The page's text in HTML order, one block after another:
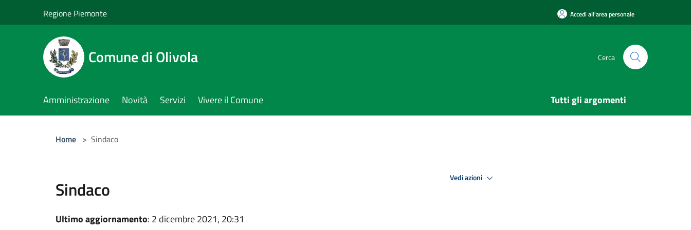
Regione Piemonte Accedi all'area personale
Comune di Olivola Cerca
Amministrazione Novità Servizi Vivere il Comune Tutti gli argomenti
Home > Sindaco
Sindaco
Ultimo aggiornamento: 2 dicembre 2021, 20:31
Vedi azioni